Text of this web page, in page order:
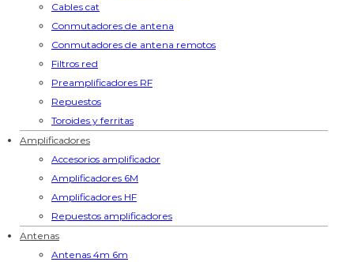
Cables cat
Conmutadores de antena
Conmutadores de antena remotos
Filtros red
Preamplificadores RF
Repuestos
Toroides y ferritas
Amplificadores
Accesorios amplificador
Amplificadores 6M
Amplificadores HF
Repuestos amplificadores
Antenas
Antenas 4m 6m